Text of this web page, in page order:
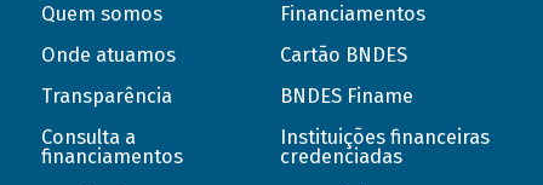
Quem somos
Onde atuamos
Transparência
Consulta a
financiamentos
Financiamentos
Cartão BNDES
BNDES Finame
Instituições financeiras
credenciadas